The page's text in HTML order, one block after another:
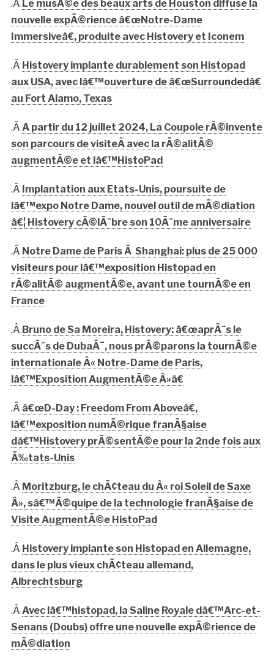
.Â Le musÃ©e des beaux arts de Houston diffuse la
nouvelle expÃ©rience â€œNotre-Dame
Immersiveâ€, produite avec Histovery et Iconem
.Â Histovery implante durablement son Histopad
aux USA, avec lâ€™ouverture de â€œSurroundedâ€
au Fort Alamo, Texas
.Â A partir du 12 juillet 2024, La Coupole rÃ©invente
son parcours de visiteÂ avec la rÃ©alitÃ©
augmentÃ©e et lâ€™HistoPad
.Â Implantation aux Etats-Unis, poursuite de
lâ€™expo Notre Dame, nouvel outil de mÃ©diation
â€¦ Histovery cÃ©lÃ¨bre son 10Ã¨me anniversaire
.Â Notre Dame de Paris Ã Shanghai: plus de 25 000
visiteurs pour lâ€™exposition Histopad en
rÃ©alitÃ© augmentÃ©e, avant une tournÃ©e en
France
.Â Bruno de Sa Moreira, Histovery: â€œaprÃ¨s le
succÃ¨s de DubaÃ¯, nous prÃ©parons la tournÃ©e
internationale Â« Notre-Dame de Paris,
lâ€™Exposition AugmentÃ©e Â»â€
.Â â€œD-Day : Freedom From Aboveâ€,
lâ€™exposition numÃ©rique franÃ§aise
dâ€™Histovery prÃ©sentÃ©e pour la 2nde fois aux
Ã‰tats-Unis
.Â Moritzburg, le chÃ¢teau du Â« roi Soleil de Saxe
Â», sâ€™Ã©quipe de la technologie franÃ§aise de
Visite AugmentÃ©e HistoPad
.Â Histovery implante son Histopad en Allemagne,
dans le plus vieux chÃ¢teau allemand,
Albrechtsburg
.Â Avec lâ€™histopad, la Saline Royale dâ€™Arc-et-
Senans (Doubs) offre une nouvelle expÃ©rience de
mÃ©diation